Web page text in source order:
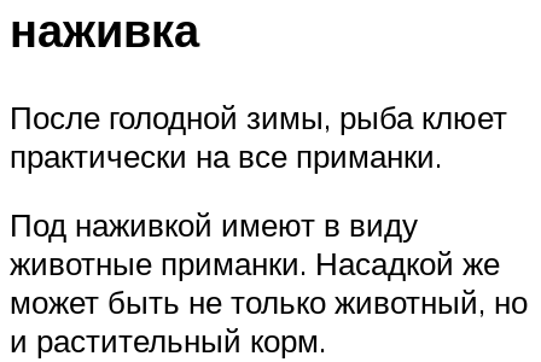
наживка
После голодной зимы, рыба клюет
практически на все приманки.
Под наживкой имеют в виду
животные приманки. Насадкой же
может быть не только животный, но
и растительный корм.